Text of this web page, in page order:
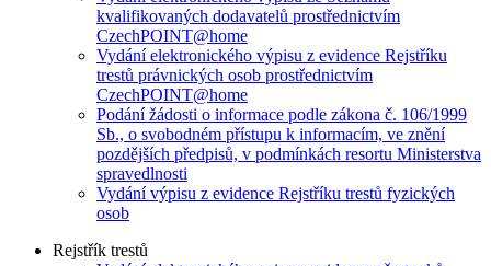
kvalifikovaných dodavatelů prostřednictvím
CzechPOINT@home
Vydání elektronického výpisu z evidence Rejstříku
trestů právnických osob prostřednictvím
CzechPOINT@home
Podání žádosti o informace podle zákona č. 106/1999
Sb., o svobodném přístupu k informacím, ve znění
pozdějších předpisů, v podmínkách resortu Ministerstva
spravedlnosti
Vydání výpisu z evidence Rejstříku trestů fyzických
osob
Rejstřík trestů